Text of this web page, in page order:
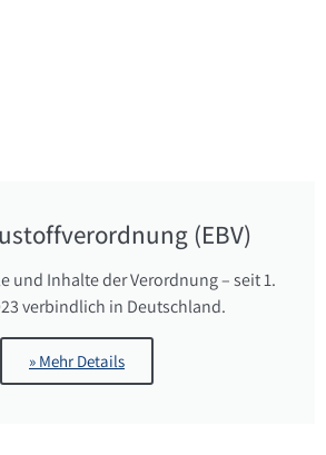
(EBV)
und Inhalte der Verordnung – seit 1.
verbindlich in Deutschland.
» Mehr Details